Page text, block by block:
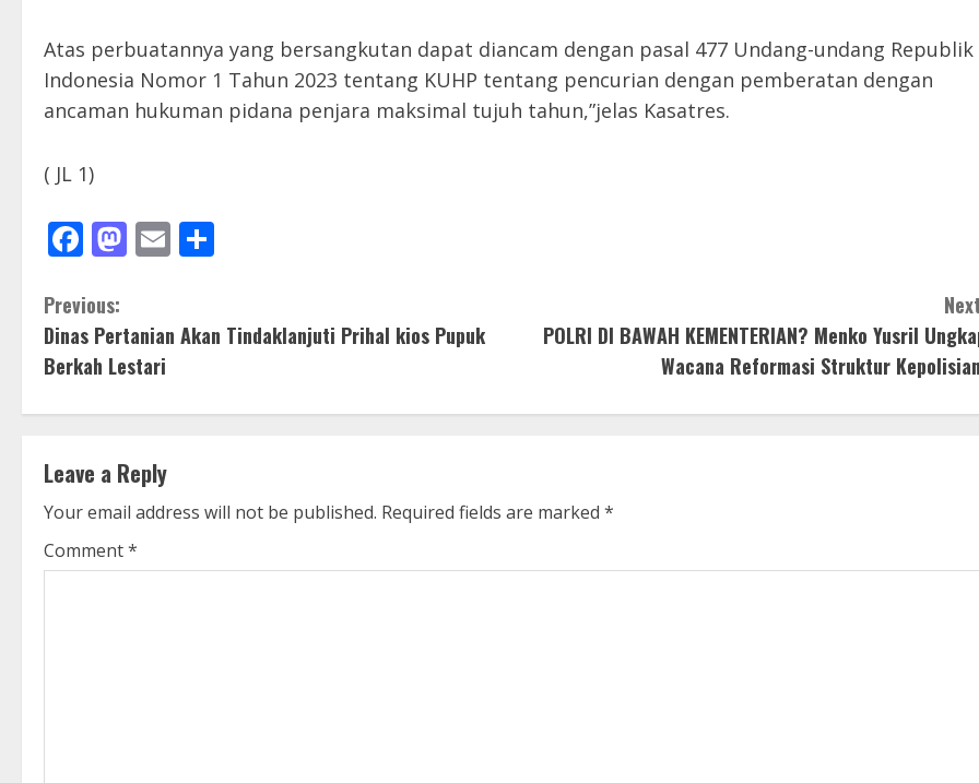
Atas perbuatannya yang bersangkutan dapat diancam dengan pasal 477 Undang-undang Republik
Indonesia Nomor 1 Tahun 2023 tentang KUHP tentang pencurian dengan pemberatan dengan
ancaman hukuman pidana penjara maksimal tujuh tahun,”jelas Kasatres.
( JL 1)
Facebook
Mastodon
Email
C
o
n
i
n
u
Previous:
Dinas Pertanian Akan Tindaklanjuti Prihal kios Pupuk
Berkah Lestari
POLRI DI BAWAH KEMENTERIAN? Menko Yusril
Wacana Reformasi Struktur
Leave a Reply
Your email address will not be published. Required fields are marked *
Comment*